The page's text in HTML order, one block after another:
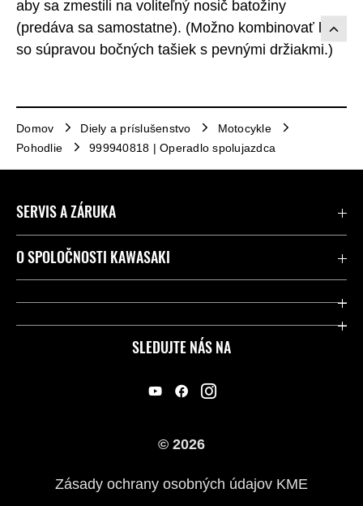
aby sa zmestili na voliteľný nosič batožiny
(predáva sa samostatne). (Možno kombinovať len
so súpravou bočných tašiek s pevnými držiakmi.)
Domov Diely a príslušenstvo
Motocykle
Pohodlie
999940818 | Operadlo spolujazdca
SLEDUJTE NÁS NA
SERVIS A ZÁRUKA
Kontaktujte nás
Legálny
O SPOLOČNOSTI KAWASAKI
Spoločnosť
© 2026
Zásady ochrany osobných údajov KME